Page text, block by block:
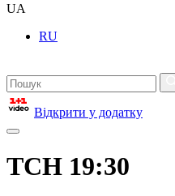
UA
RU
Відкрити у додатку
ТСН 19:30